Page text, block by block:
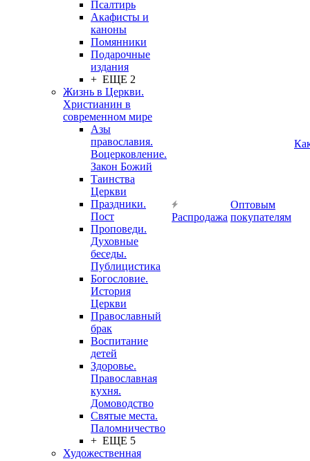
Псалтирь
Акафисты и
каноны
Помянники
Подарочные
издания
+ ЕЩЕ 2
Жизнь в Церкви.
Христианин в
современном мире
Азы
православия.
Воцерковление.
Закон Божий
Таинства
Церкви
Праздники.
Пост
Проповеди.
Духовные
беседы.
Публицистика
Богословие.
История
Церкви
Православный
брак
Воспитание
детей
Здоровье.
Православная
кухня.
Домоводство
Святые места.
Паломничество
+ ЕЩЕ 5
Художественная
Распродажа
Оптовым
покупателям